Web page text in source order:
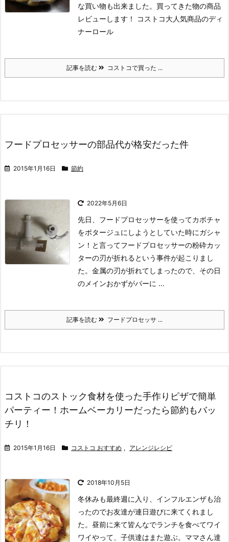
な買い物も出来ました。買ってきた物の商品
レビューします！
コストコ大人気商品のディ
ナーロール
記事を読む コストコで買った ...
フードプロセッサーの部品代が格安だった件
2015年1月16日 節約
2022年5月6日
先日、フードプロセッサーを使ってカボチャ
をポタージュにしようとしていた時にガシャ
ン！と言ってフードプロセッサーの粉砕カッ
ターの刃が折れるという事件が起こりまし
た。 金属の刃が折れてしまったので、その日
のメインおかずがパーに ...
記事を読む フードプロセッサ ...
コストコのストック食材を使った手作りピザで簡単
パーティー！ホームベーカリーだったら節約もバッ
チリ！
2015年1月16日 コストコ おすすめ , アレンジレシピ
2018年10月5日
冬休みも最終週に入り、インフルエンザも治
ったのでお友達が連日遊びに来てくれまし
た。 昼前に来て皆んなでランチを食べてワイ
ワイやって、子供達はまた遊ぶ。 ママさん達